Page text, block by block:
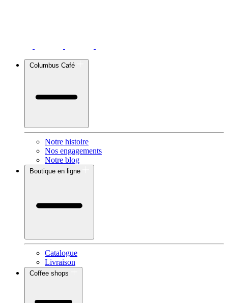
Columbus Café
Notre histoire
Nos engagements
Notre blog
Boutique en ligne
Catalogue
Livraison
Coffee shops